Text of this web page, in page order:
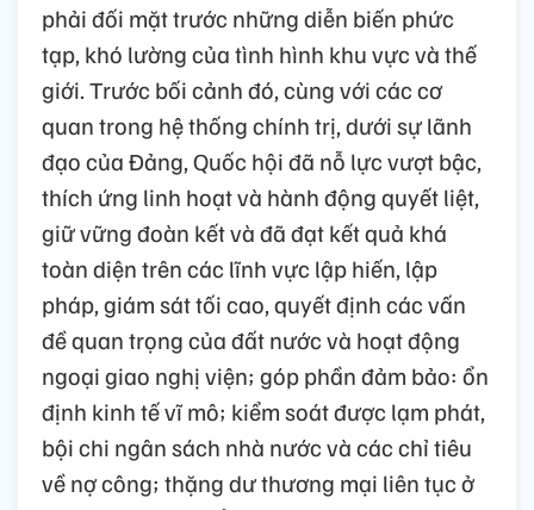
phải đối mặt trước những diễn biến phức
tạp, khó lường của tình hình khu vực và thế
giới. Trước bối cảnh đó, cùng với các cơ
quan trong hệ thống chính trị, dưới sự lãnh
đạo của Đảng, Quốc hội đã nỗ lực vượt bậc,
thích ứng linh hoạt và hành động quyết liệt,
giữ vững đoàn kết và đã đạt kết quả khá
toàn diện trên các lĩnh vực lập hiến, lập
pháp, giám sát tối cao, quyết định các vấn
đề quan trọng của đất nước và hoạt động
ngoại giao nghị viện; góp phần đảm bảo: ổn
định kinh tế vĩ mô; kiểm soát được lạm phát,
bội chi ngân sách nhà nước và các chỉ tiêu
về nợ công; thặng dư thương mại liên tục ở